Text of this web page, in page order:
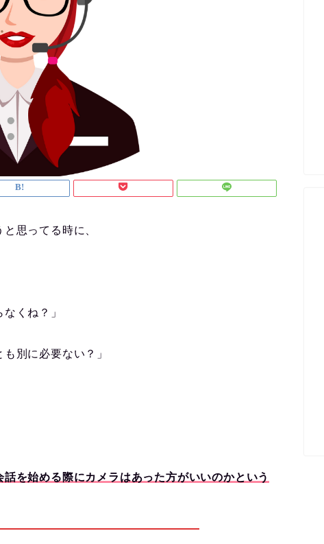
思ってる時に、
くね？」
別に必要ない？」
話を始める際にカメラはあった方がいいのかという